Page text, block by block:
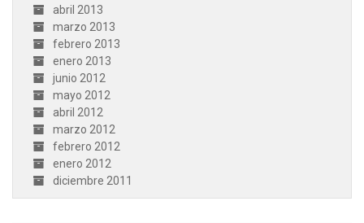
abril 2013
marzo 2013
febrero 2013
enero 2013
junio 2012
mayo 2012
abril 2012
marzo 2012
febrero 2012
enero 2012
diciembre 2011